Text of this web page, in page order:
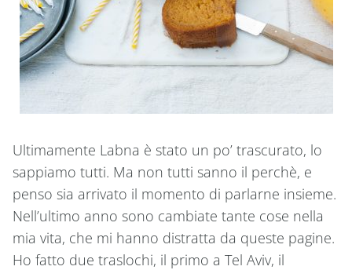
Ultimamente Labna è stato un po’ trascurato, lo
sappiamo tutti. Ma non tutti sanno il perchè, e
penso sia arrivato il momento di parlarne insieme.
Nell’ultimo anno sono cambiate tante cose nella
mia vita, che mi hanno distratta da queste pagine.
Ho fatto due traslochi, il primo a Tel Aviv, il